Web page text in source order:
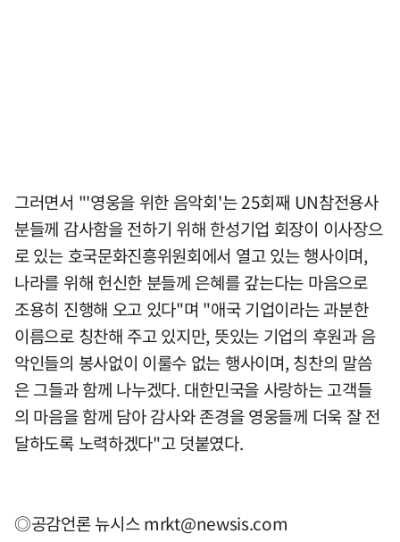
그러면서 "'영웅을 위한 음악회'는 25회째 UN참전용사
분들께 감사함을 전하기 위해 한성기업 회장이 이사장으
로 있는 호국문화진흥위원회에서 열고 있는 행사이며,
나라를 위해 헌신한 분들께 은혜를 갚는다는 마음으로
조용히 진행해 오고 있다"며 "애국 기업이라는 과분한
이름으로 칭찬해 주고 있지만, 뜻있는 기업의 후원과 음
악인들의 봉사없이 이룰수 없는 행사이며, 칭찬의 말씀
은 그들과 함께 나누겠다. 대한민국을 사랑하는 고객들
의 마음을 함께 담아 감사와 존경을 영웅들께 더욱 잘 전
달하도록 노력하겠다"고 덧붙였다.
◎공감언론 뉴시스mrkt@newsis.com